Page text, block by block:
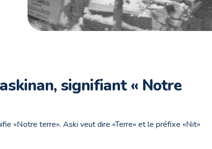
signifiant « Notre
«Notre terre». Aski veut dire «Terre» et le préfixe «Nit»